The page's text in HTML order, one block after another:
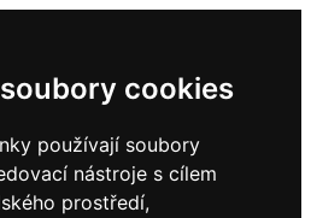
cookies
používají soubory
nástroje s cílem
prostředí,